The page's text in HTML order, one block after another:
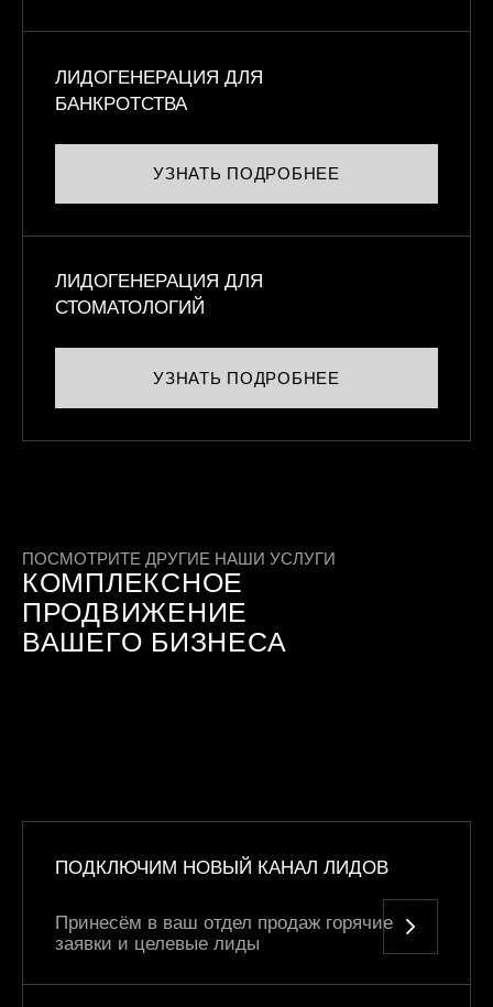
ЛИДОГЕНЕРАЦИЯ ДЛЯ
БАНКРОТСТВА
УЗНАТЬ ПОДРОБНЕЕ
ЛИДОГЕНЕРАЦИЯ ДЛЯ
СТОМАТОЛОГИЙ
УЗНАТЬ ПОДРОБНЕЕ
ПОСМОТРИТЕ ДРУГИЕ НАШИ УСЛУГИ
КОМПЛЕКСНОЕ
ПРОДВИЖЕНИЕ
ВАШЕГО БИЗНЕСА
ПОДКЛЮЧИМ НОВЫЙ КАНАЛ ЛИДОВ
Принесём в ваш отдел продаж горячие
заявки и целевые лиды